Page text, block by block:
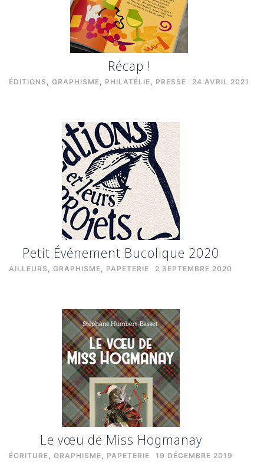
Récap !
ÉDITIONS , GRAPHISME, PHILATÉLIE, PRESSE 24 AVRIL 2021
Petit Événement Bucolique 2020
AILLEURS , GRAPHISME, PAPETERIE 2 SEPTEMBRE 2020
Le vœu de Miss Hogmanay
ÉCRITURE, GRAPHISME, PAPETERIE 19 DÉCEMBRE 2019